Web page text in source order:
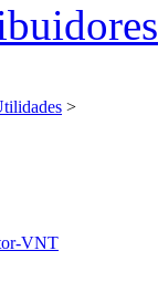
>
VNT